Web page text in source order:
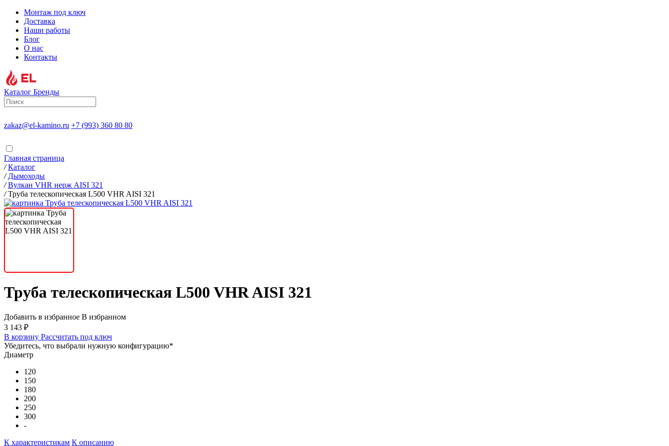
Монтаж под ключ
Доставка
Наши работы
Блог
О нас
Контакты
Каталог Бренды
zakaz@el-kamino.ru +7 (993) 360 80 80
Главная страница
/ Каталог
/ Дымоходы
/ Вулкан VHR нерж AISI 321
/ Труба телескопическая L500 VHR AISI 321
Труба телескопическая L500 VHR AISI 321
Добавить в избранное В избранном
3 143 ₽
В корзину Рассчитать под ключ
Убедитесь, что выбрали нужную конфигурацию*
Диаметр
120
150
180
200
250
300
-
К характеристикам К описанию